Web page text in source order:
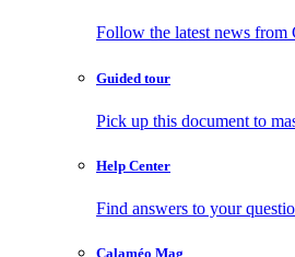
Follow the latest news from
Guided tour
Pick up this document to
Help Center
Find answers to your
Calaméo Mag